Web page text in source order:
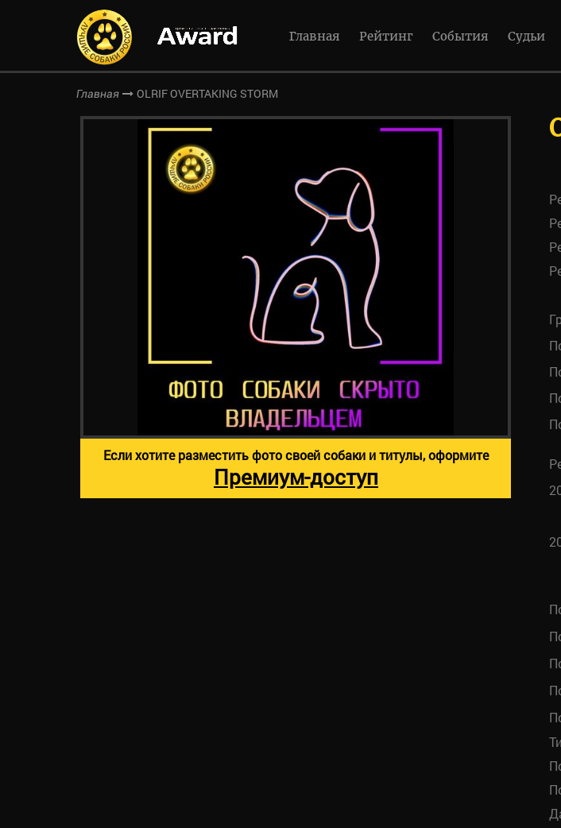
Главная Рейтинг События Судьи
Главная OLRIF OVERTAKING STORM
Если хотите разместить фото своей собаки и титулы, оформите
Премиум-доступ